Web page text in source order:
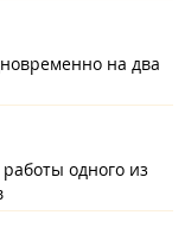
на два
одного из